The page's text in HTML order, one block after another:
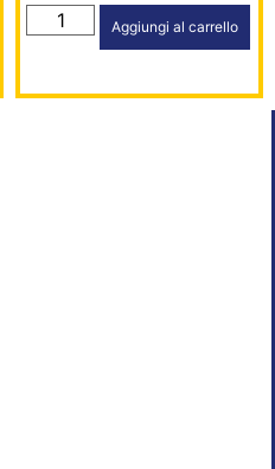
Aggiungi al carrello